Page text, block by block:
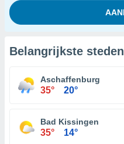
Belangrijkste steden
Aschaffenburg
35° 20°
Bad Kissingen
35° 14°